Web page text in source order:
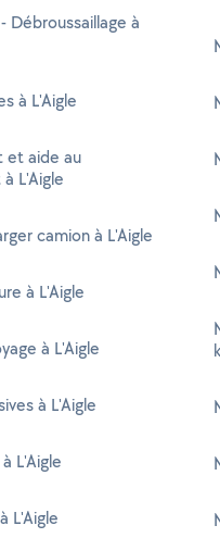
Débroussaillage à
à L'Aigle
et aide au
L'Aigle
camion à L'Aigle
à L'Aigle
à L'Aigle
à L'Aigle
L'Aigle
L'Aigle